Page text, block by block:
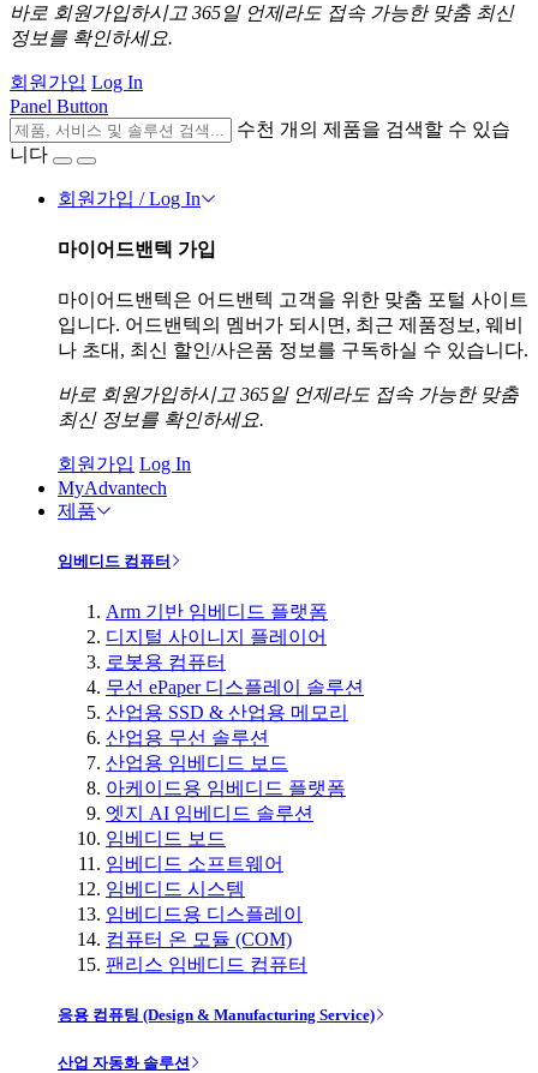
바로 회원가입하시고 365일 언제라도 접속 가능한 맞춤 최신
정보를 확인하세요.
회원가입 Log In
Panel Button
수천 개의 제품을 검색할 수 있습
니다
회원가입 / Log In
마이어드밴텍 가입
마이어드밴텍은 어드밴텍 고객을 위한 맞춤 포털 사이트
입니다. 어드밴텍의 멤버가 되시면, 최근 제품정보, 웨비
나 초대, 최신 할인/사은품 정보를 구독하실 수 있습니다.
바로 회원가입하시고 365일 언제라도 접속 가능한 맞춤
최신 정보를 확인하세요.
회원가입 Log In
MyAdvantech
제품
임베디드 컴퓨터
Arm 기반 임베디드 플랫폼
디지털 사이니지 플레이어
로봇용 컴퓨터
무선 ePaper 디스플레이 솔루션
산업용 SSD & 산업용 메모리
산업용 무선 솔루션
산업용 임베디드 보드
아케이드용 임베디드 플랫폼
엣지 AI 임베디드 솔루션
임베디드 보드
임베디드 소프트웨어
임베디드 시스템
임베디드용 디스플레이
컴퓨터 온 모듈 (COM)
팬리스 임베디드 컴퓨터
응용 컴퓨팅 (Design & Manufacturing Service)
산업 자동화 솔루션